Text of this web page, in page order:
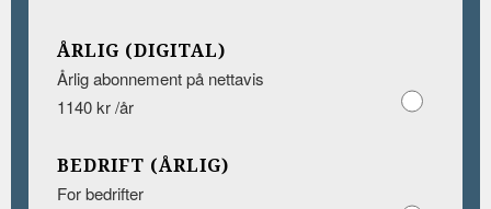
ÅRLIG (DIGITAL)
Årlig abonnement på nettavis
1140 kr /år
BEDRIFT (ÅRLIG)
For bedrifter